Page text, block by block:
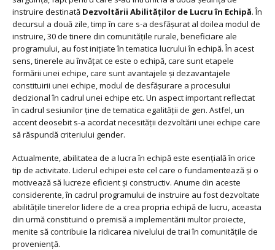
instruire destinată Dezvoltării Abilităților de Lucru în Echipă. În
decursul a două zile, timp în care s-a desfăşurat al doilea modul de
instruire, 30 de tinere din comunităţile rurale, beneficiare ale
programului, au fost iniţiate în tematica lucrului în echipă. În acest
sens, tinerele au învăţat ce este o echipă, care sunt etapele
formării unei echipe, care sunt avantajele şi dezavantajele
constituirii unei echipe, modul de desfăşurare a procesului
decizional în cadrul unei echipe etc. Un aspect important reflectat
în cadrul sesiunilor ţine de tematica egalităţii de gen. Astfel, un
accent deosebit s-a acordat necesităţii dezvoltării unei echipe care
să răspundă criteriului gender.
Actualmente, abilitatea de a lucra în echipă este esenţială în orice
tip de activitate. Liderul echipei este cel care o fundamentează şi o
motivează să lucreze eficient şi constructiv. Anume din aceste
considerente, în cadrul programului de instruire au fost dezvoltate
abilităţile tinerelor lidere de a crea propria echipă de lucru, aceasta
din urmă constituind o premisă a implementării multor proiecte,
menite să contribuie la ridicarea nivelului de trai în comunităţile de
provenienţă.